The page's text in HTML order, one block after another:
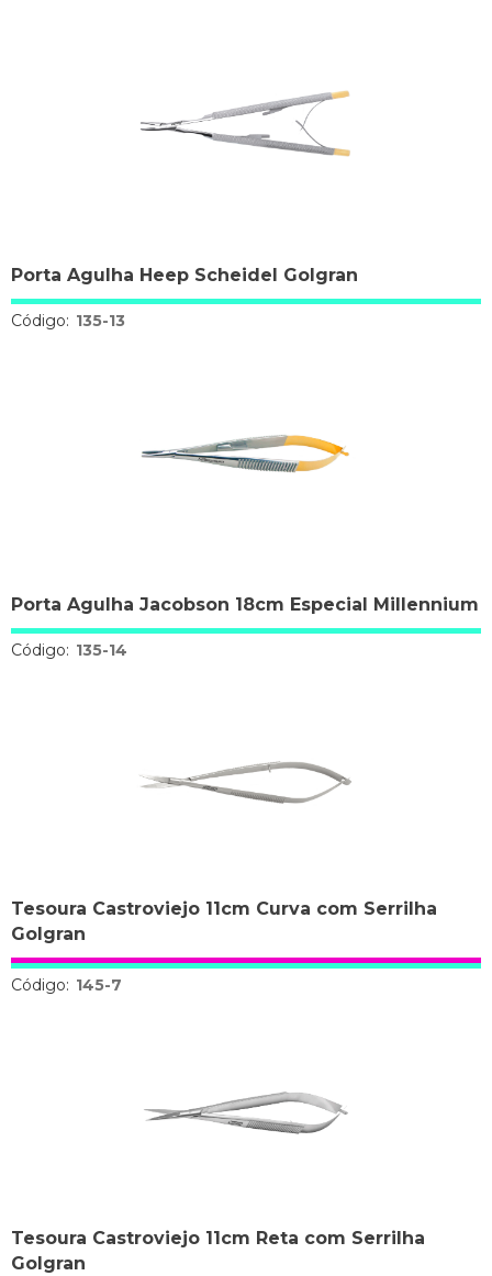
Porta Agulha Heep Scheidel Golgran
Código: 135-13
Porta Agulha Jacobson 18cm Especial Millennium
Código: 135-14
Tesoura Castroviejo 11cm Curva com Serrilha
Golgran
Código: 145-7
Tesoura Castroviejo 11cm Reta com Serrilha
Golgran